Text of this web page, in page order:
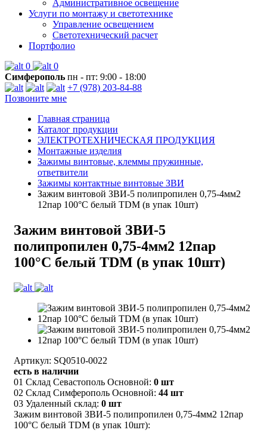
Административное освещение
Услуги по монтажу и светотехнике
Управление освещением
Светотехнический расчет
Портфолио
0
0
Симферополь пн - пт: 9:00 - 18:00
+7 (978) 203-84-88
Позвоните мне
Главная страница
Каталог продукции
ЭЛЕКТРОТЕХНИЧЕСКАЯ ПРОДУКЦИЯ
Монтажные изделия
Зажимы винтовые, клеммы пружинные,
ответвители
Зажимы контактные винтовые ЗВИ
Зажим винтовой ЗВИ-5 полипропилен 0,75-4мм2
12пар 100°С белый TDM (в упак 10шт)
Зажим винтовой ЗВИ-5
полипропилен 0,75-4мм2 12пар
100°С белый TDM (в упак 10шт)
Артикул: SQ0510-0022
есть в наличии
01 Склад Севастополь Основной: 0 шт
02 Склад Симферополь Основной: 44 шт
03 Удаленный склад: 0 шт
Зажим винтовой ЗВИ-5 полипропилен 0,75-4мм2 12пар
100°С белый TDM (в упак 10шт):